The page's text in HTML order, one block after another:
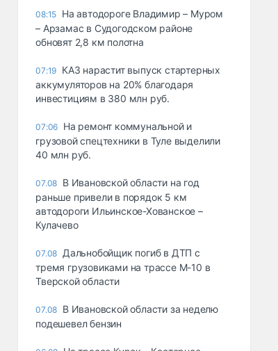
08:15 На автодороге Владимир – Муром
– Арзамас в Судогодском районе
обновят 2,8 км полотна
07:19 КАЗ нарастит выпуск стартерных
аккумуляторов на 20% благодаря
инвестициям в 380 млн руб.
07:06 На ремонт коммунальной и
грузовой спецтехники в Туле выделили
40 млн руб.
07.08 В Ивановской области на год
раньше привели в порядок 5 км
автодороги Ильинское-Хованское –
Кулачево
07.08 Дальнобойщик погиб в ДТП с
тремя грузовиками на трассе М-10 в
Тверской области
07.08 В Ивановской области за неделю
подешевел бензин